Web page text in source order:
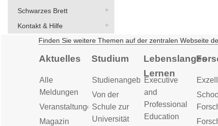
Schwarzes Brett
Kontakt & Hilfe
Finden Sie weitere Themen auf der zentralen Webseite
Aktuelles
Alle
Meldungen
Veranstaltungen
Magazin
Studium
Studienangebot
Von der
Schule zur
Universität
Lebenslanges
Lernen
Executive
and
Professional
Education